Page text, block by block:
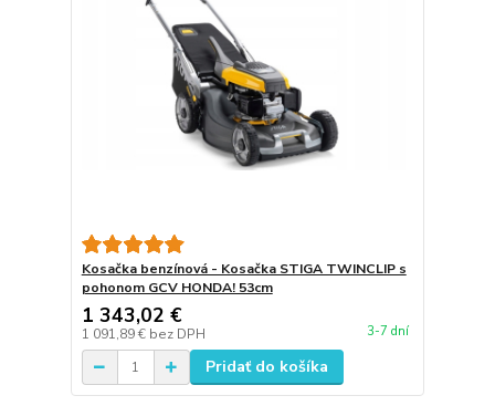
Kosačka benzínová - Kosačka STIGA TWINCLIP s
pohonom GCV HONDA! 53cm
1 343,02 €
1 091,89 € bez DPH 3-7 dní
Pridať do košíka